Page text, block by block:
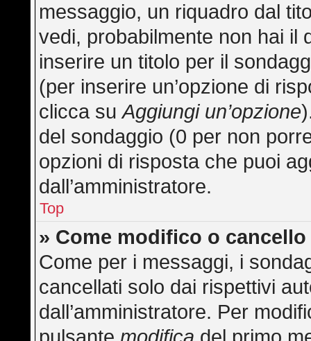
messaggio, un riquadro dal
vedi, probabilmente non hai il
inserire un titolo per il
(per inserire un’opzione di
clicca suAggiungi un’opzione
del sondaggio (0 per non
opzioni di risposta che puoi
dall’amministratore.
Top
» Come modifico o
Come per i messaggi, i
cancellati solo dai rispettivi
dall’amministratore. Per